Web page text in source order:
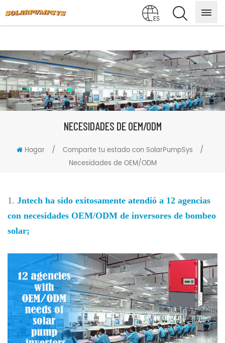
ES
NECESIDADES DE OEM/ODM
Hogar / Comparte tu estado con SolarPumpSys /
Necesidades de OEM/ODM
1. Jntech ha sido exitosamente atendió a 12 agencias
con necesidades OEM/ODM de inversores de bombeo
solar;